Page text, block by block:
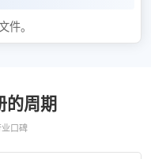
件。
的周期
业口碑